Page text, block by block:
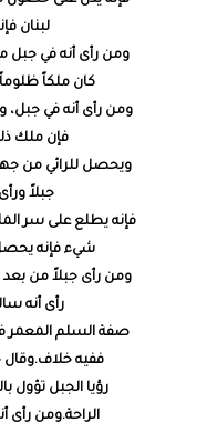
لبنان
ومن رأى أنه في جبل
كان ملكاً
ومن رأى أنه في جبل،
فإن ملك
ويحصل للرائي من
جبلاً
فإنه يطلع على سر
شيء فإنه
ومن رأى جبلاً من بعد
رأى أنه
صفة السلم المعمر
ففيه خلاف.وقال
رؤيا الجبل تؤول
الراحة.ومن رأى